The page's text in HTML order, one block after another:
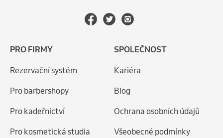
PRO FIRMY
Rezervační systém
Pro barbershopy
Pro kadeřnictví
Pro kosmetická studia
SPOLEČNOST
Kariéra
Blog
Ochrana osobních údajů
Všeobecné podmínky